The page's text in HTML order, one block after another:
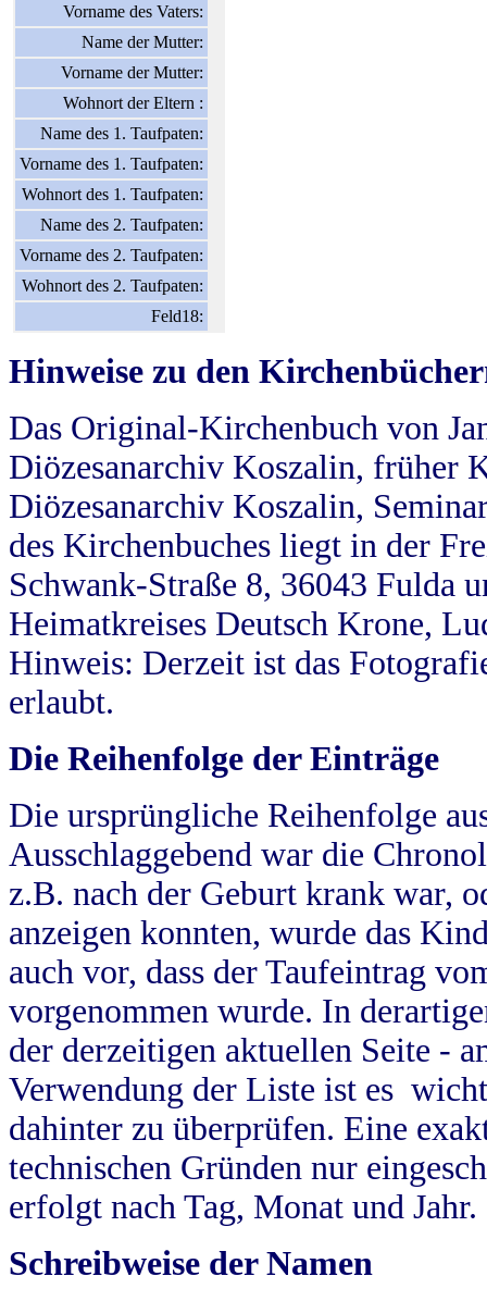
Vorname des Vaters:
Name der Mutter:
Vorname der Mutter:
Wohnort der Eltern :
Name des 1. Taufpaten:
Vorname des 1. Taufpaten:
Wohnort des 1. Taufpaten:
Name des 2. Taufpaten:
Vorname des 2. Taufpaten:
Wohnort des 2. Taufpaten:
Feld18:
Hinweise zu den
Das Original-Kirchenbuch von
Diözesanarchiv Koszalin, früher
Diözesanarchiv Koszalin,
des Kirchenbuches liegt in der
Schwank-Straße 8, 36043 Fulda
Heimatkreises Deutsch Krone,
Hinweis: Derzeit ist das
erlaubt.
Die Reihenfolge der Einträge
Die ursprüngliche Reihenfolge
Ausschlaggebend war die
z.B. nach der Geburt krank war,
anzeigen konnten, wurde das
auch vor, dass der Taufeintrag
vorgenommen wurde. In
der derzeitigen aktuellen Seite -
Verwendung der Liste ist es
dahinter zu überprüfen. Eine
technischen Gründen nur
erfolgt nach Tag, Monat und Jahr.
Schreibweise der Namen